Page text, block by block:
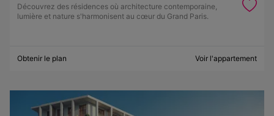
Découvrez des résidences où architecture contemporaine,
lumière et nature s'harmonisent au cœur du Grand Paris.
Obtenir le plan Voir l'appartement